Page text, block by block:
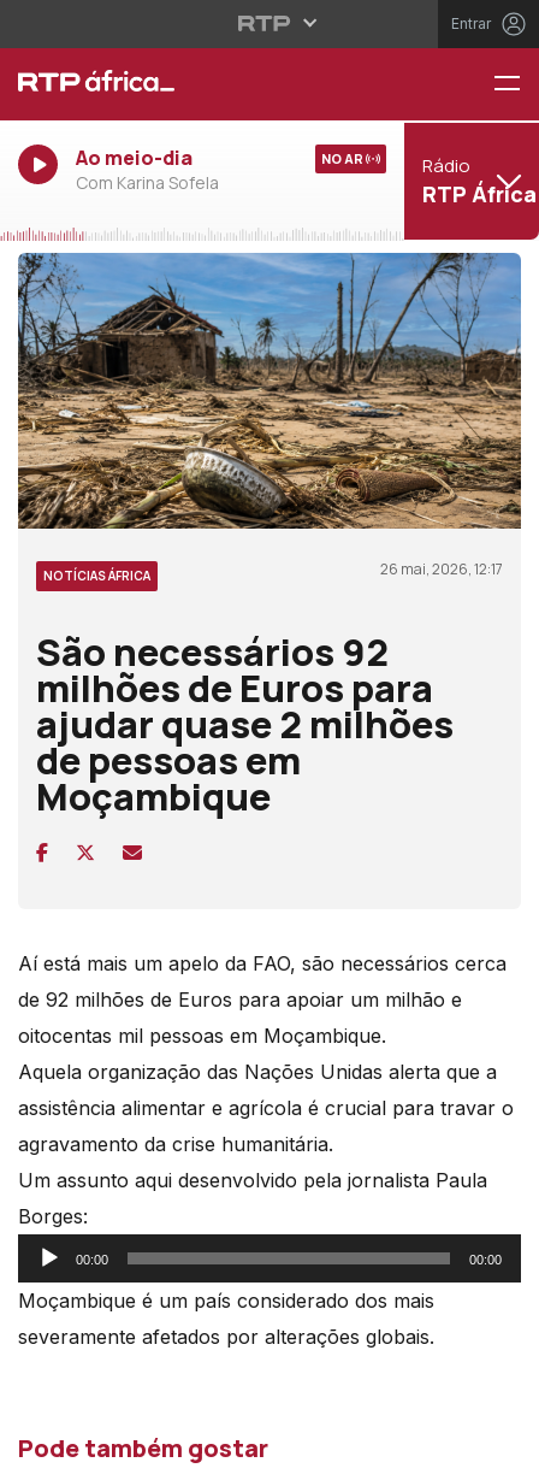
Entrar
Ao meio-dia
Com Karina Sofela
NO AR Rádio
RTP África
NOTÍCIAS ÁFRICA 26 mai, 2026, 12:17
São necessários 92
milhões de Euros para
ajudar quase 2 milhões
de pessoas em
Moçambique
Aí está mais um apelo da FAO, são necessários cerca
de 92 milhões de Euros para apoiar um milhão e
oitocentas mil pessoas em Moçambique.
Aquela organização das Nações Unidas alerta que a
assistência alimentar e agrícola é crucial para travar o
agravamento da crise humanitária.
Um assunto aqui desenvolvido pela jornalista Paula
Borges:
Reprodutor
de
00:00 00:00
Moçambique é um país considerado dos mais
severamente afetados por alterações globais.
Pode também gostar